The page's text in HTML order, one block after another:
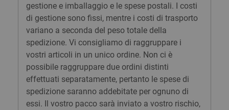
gestione e imballaggio e le spese postali. I costi
di gestione sono fissi, mentre i costi di trasporto
variano a seconda del peso totale della
spedizione. Vi consigliamo di raggruppare i
vostri articoli in un unico ordine. Non ci è
possibile raggruppare due ordini distinti
effettuati separatamente, pertanto le spese di
spedizione saranno addebitate per ognuno di
essi. Il vostro pacco sarà inviato a vostro rischio,